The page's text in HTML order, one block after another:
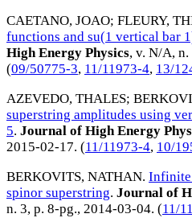
CAETANO, JOAO; FLEURY,
functions and su(1 vertical bar
High Energy Physics, v. N/A,
(09/50775-3, 11/11973-4, 13/
AZEVEDO, THALES;
superstring amplitudes using
5. Journal of High Energy
2015-02-17. (11/11973-4, 10/
BERKOVITS, NATHAN. Infinite
spinor superstring. Journal of
n. 3, p. 8-pg., 2014-03-04. (11/